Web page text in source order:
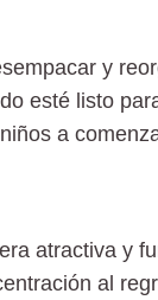
y
esté listo
a
atractiva y
al